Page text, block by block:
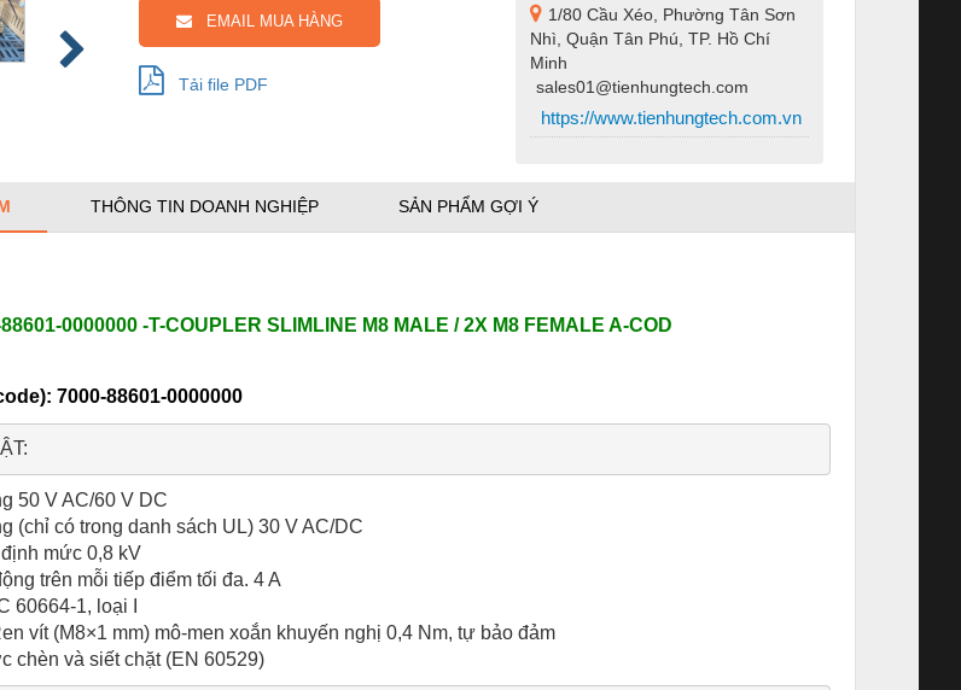
EMAIL MUA HÀNG
Tải file PDF
1/80 Cầu Xéo, Phường Tân Sơn
Nhì, Quận Tân Phú, TP. Hồ Chí
Minh
sales01@tienhungtech.com
https://www.tienhungtech.com.vn
THÔNG TIN DOANH NGHIỆP SẢN PHẨM GỢI Ý
0000000 -T-COUPLER SLIMLINE M8 MALE / 2X M8 FEMALE A-COD
7000-88601-0000000
50 V AC/60 V DC
(chỉ có trong danh sách UL) 30 V AC/DC
mức 0,8 kV
trên mỗi tiếp điểm tối đa. 4 A
60664-1, loại I
vít (M8×1 mm) mô-men xoắn khuyến nghị 0,4 Nm, tự bảo đảm
chèn và siết chặt (EN 60529)